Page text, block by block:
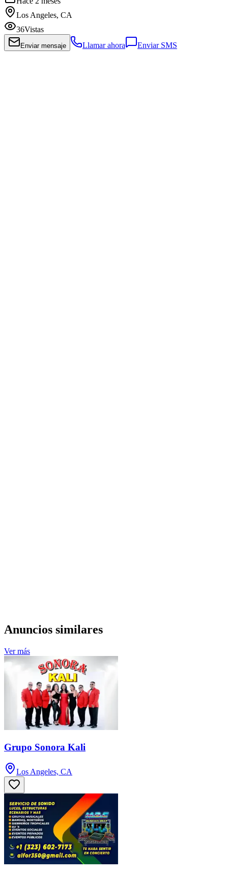
Los Angeles, CA
36Vistas
Enviar mensaje Llamar ahora Enviar SMS
Anuncios similares
Ver más
Grupo Sonora Kali
Los Angeles, CA